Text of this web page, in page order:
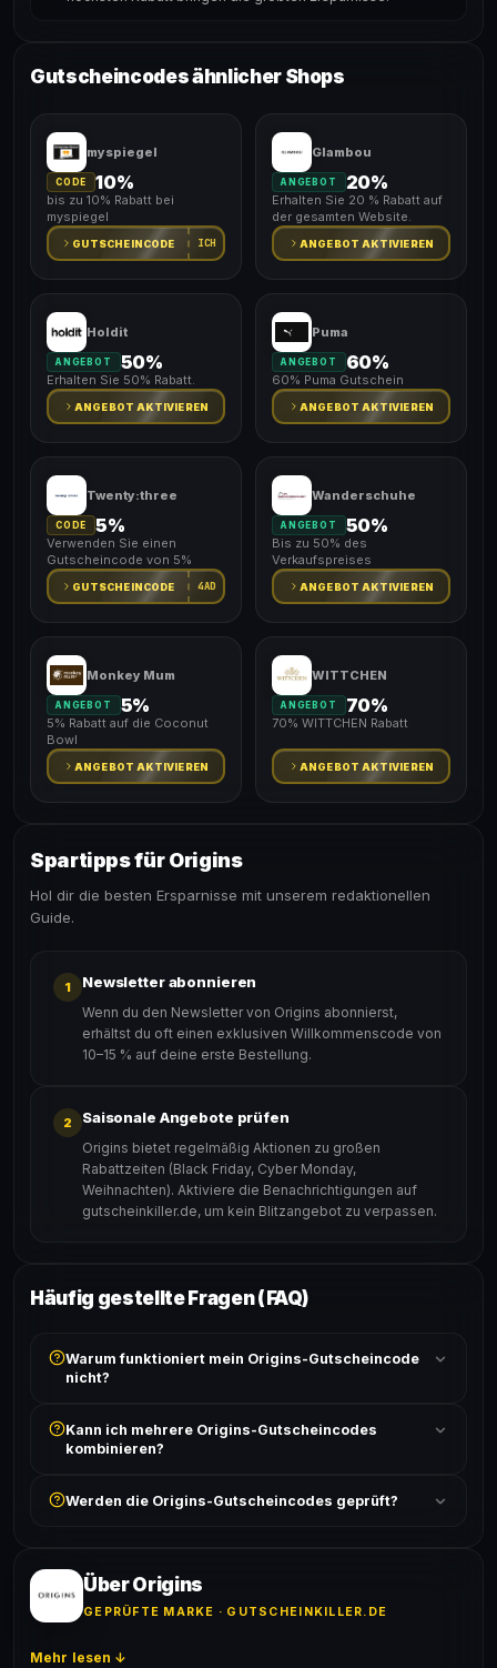
Gutscheincodes ähnlicher Shops
myspiegel
CODE 10%
bis zu 10% Rabatt bei
myspiegel
GUTSCHEINCODE ICH
Glambou
ANGEBOT 20%
Erhalten Sie 20 % Rabatt auf
der gesamten Website.
ANGEBOT AKTIVIEREN
Holdit
ANGEBOT 50%
Erhalten Sie 50% Rabatt.
ANGEBOT AKTIVIEREN
Puma
ANGEBOT 60%
60% Puma Gutschein
ANGEBOT AKTIVIEREN
Twenty:three
CODE 5%
Verwenden Sie einen
Gutscheincode von 5%
GUTSCHEINCODE 4AD
Wanderschuhe
ANGEBOT 50%
Bis zu 50% des
Verkaufspreises
ANGEBOT AKTIVIEREN
Monkey Mum
ANGEBOT 5%
5% Rabatt auf die Coconut
Bowl
ANGEBOT AKTIVIEREN
WITTCHEN
ANGEBOT 70%
70% WITTCHEN Rabatt
ANGEBOT AKTIVIEREN
Spartipps für Origins
Hol dir die besten Ersparnisse mit unserem redaktionellen
Guide.
1 Newsletter abonnieren
Wenn du den Newsletter von Origins abonnierst,
erhältst du oft einen exklusiven Willkommenscode von
10–15 % auf deine erste Bestellung.
2 Saisonale Angebote prüfen
Origins bietet regelmäßig Aktionen zu großen
Rabattzeiten (Black Friday, Cyber Monday,
Weihnachten). Aktiviere die Benachrichtigungen auf
gutscheinkiller.de, um kein Blitzangebot zu verpassen.
Häufig gestellte Fragen (FAQ)
Warum funktioniert mein Origins-Gutscheincode
nicht?
ist und ob der Code nicht für bereits reduzierte Artikel
gilt. Alle Bedingungen findest du unter „Details".
Kann ich mehrere Origins-Gutscheincodes
kombinieren?
akzeptiert. Die Kombination mehrerer Codes ist meist
Werden die Origins-Gutscheincodes geprüft?
Erfolgsquote wird bei jedem Angebot angezeigt.
Über Origins
GEPRÜFTE MARKE · GUTSCHEINKILLER.DE
Mehr lesen ↓